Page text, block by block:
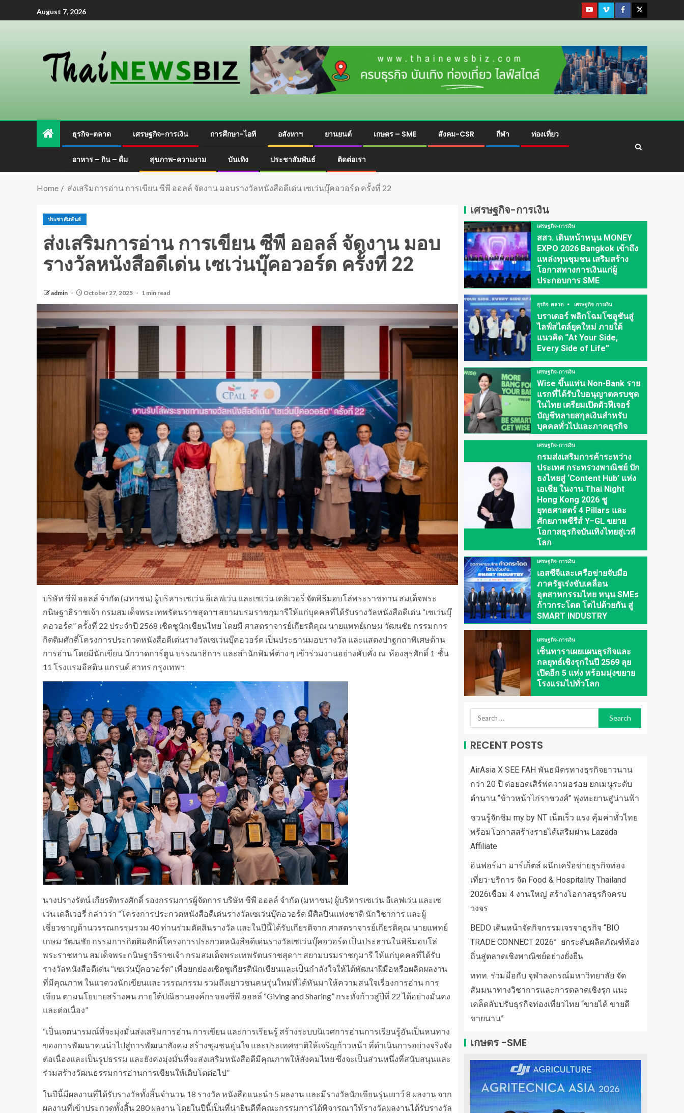
August 7, 2026
ธุรกิจ-ตลาด เศรษฐกิจ-การเงิน การศึกษา-ไอที อสังหาฯ ยานยนต์ เกษตร – SME สังคม-CSR กีฬา ท่องเที่ยว
อาหาร – กิน – ดื่ม สุขภาพ-ความงาม บันเทิง ประชาสัมพันธ์ ติดต่อเรา
Home ส่งเสริมการอ่าน การเขียน ซีพี ออลล์ จัดงาน มอบรางวัลหนังสือดีเด่น เซเว่นบุ๊คอวอร์ด ครั้งที่ 22
ประชาสัมพันธ์
ส่งเสริมการอ่าน การเขียน ซีพี ออลล์ จัดงาน มอบ
รางวัลหนังสือดีเด่น เซเว่นบุ๊คอวอร์ด ครั้งที่ 22
admin October 27, 2025 1 min read
บริษัท ซีพี ออลล์ จำกัด (มหาชน) ผู้บริหารเซเว่น อีเลฟเว่น และเซเว่น เดลิเวอรี่ จัดพิธีมอบโล่พระราชทาน สมเด็จพระ
กนิษฐาธิราชเจ้า กรมสมเด็จพระเทพรัตนราชสุดาฯ สยามบรมราชกุมารีให้แก่บุคคลที่ได้รับรางวัลหนังสือดีเด่น “เซเว่นบุ๊
คอวอร์ด” ครั้งที่ 22 ประจำปี 2568 เชิดชูนักเขียนไทย โดยมี ศาสตราจารย์เกียรติคุณ นายแพทย์เกษม วัฒนชัย กรรมการ
กิตติมศักดิ์โครงการประกวดหนังสือดีเด่นรางวัลเซเว่นบุ๊คอวอร์ด เป็นประธานมอบรางวัล และแสดงปาฐกถาพิเศษด้าน
การอ่าน โดยมีนักเขียน นักวาดการ์ตูน บรรณาธิการ และสำนักพิมพ์ต่าง ๆ เข้าร่วมงานอย่างคับคั่ง ณ ห้องสุรศักดิ์ 1 ชั้น
11 โรงแรมอีสติน แกรนด์ สาทร กรุงเทพฯ
นางปรางรัตน์ เกียรติทรงศักดิ์ รองกรรมการผู้จัดการ บริษัท ซีพี ออลล์ จำกัด (มหาชน) ผู้บริหารเซเว่น อีเลฟเว่น และเซ
เว่น เดลิเวอรี่ กล่าวว่า “โครงการประกวดหนังสือดีเด่นรางวัลเซเว่นบุ๊คอวอร์ด มีศิลปินแห่งชาติ นักวิชาการ และผู้
เชี่ยวชาญด้านวรรณกรรมรวม 40 ท่านร่วมตัดสินรางวัล และในปีนี้ได้รับเกียรติจาก ศาสตราจารย์เกียรติคุณ นายแพทย์
เกษม วัฒนชัย กรรมการกิตติมศักดิ์โครงการประกวดหนังสือดีเด่นรางวัลเซเว่นบุ๊คอวอร์ด เป็นประธานในพิธีมอบโล่
พระราชทาน สมเด็จพระกนิษฐาธิราชเจ้า กรมสมเด็จพระเทพรัตนราชสุดาฯ สยามบรมราชกุมารี ให้แก่บุคคลที่ได้รับ
รางวัลหนังสือดีเด่น “เซเว่นบุ๊คอวอร์ด” เพื่อยกย่องเชิดชูเกียรตินักเขียนและเป็นกำลังใจให้ได้พัฒนาฝีมือหรือผลิตผลงาน
ที่มีคุณภาพ ในแวดวงนักเขียนและวรรณกรรม รวมถึงเยาวชนคนรุ่นใหม่ที่ได้หันมาให้ความสนใจเรื่องการอ่าน การ
เขียน ตามนโยบายสร้างคน ภายใต้ปณิธานองค์กรของซีพี ออลล์ “Giving and Sharing” กระทั่งก้าวสู่ปีที่ 22 ได้อย่างมั่นคง
และต่อเนื่อง”
“เป็นเจตนารมณ์ที่จะมุ่งมั่นส่งเสริมการอ่าน การเขียน และการเรียนรู้ สร้างระบบนิเวศการอ่านการเรียนรู้อันเป็นหนทาง
ของการพัฒนาคนนำไปสู่การพัฒนาสังคม สร้างชุมชนอุ่นใจ และประเทศชาติให้เจริญก้าวหน้า ที่ดำเนินการอย่างจริงจัง
ต่อเนื่องและเป็นรูปธรรม และยังคงมุ่งมั่นที่จะส่งเสริมหนังสือดีมีคุณภาพให้สังคมไทย ซึ่งจะเป็นส่วนหนึ่งที่สนับสนุนและ
ร่วมสร้างวัฒนธรรมการอ่านการเขียนให้เติบโตต่อไป”
ในปีนี้มีผลงานที่ได้รับรางวัลทั้งสิ้นจำนวน 18 รางวัล หนังสือแนะนำ 5 ผลงาน และมีรางวัลนักเขียนรุ่นเยาว์ 8 ผลงาน จาก
ผลงานที่เข้าประกวดทั้งสิ้น 280 ผลงาน โดยในปีนี้เป็นที่น่ายินดีที่คณะกรรมการได้พิจารณาให้รางวัลผลงานได้รับรางวัล
เศรษฐกิจ-การเงิน
เศรษฐกิจ-การเงิน
สสว. เดินหน้าหนุน MONEY
EXPO 2026 Bangkok เข้าถึง
แหล่งทุนชุมชน เสริมสร้าง
โอกาสทางการเงินแก่ผู้
ประกอบการ SME
ธุรกิจ-ตลาด เศรษฐกิจ-การเงิน
บราเดอร์ พลิกโฉมโซลูชันสู่
ไลฟ์สไตล์ยุคใหม่ ภายใต้
แนวคิด “At Your Side,
Every Side of Life”
เศรษฐกิจ-การเงิน
Wise ขึ้นแท่น Non-Bank ราย
แรกที่ได้รับใบอนุญาตครบชุด
ในไทย เตรียมเปิดตัวฟีเจอร์
บัญชีหลายสกุลเงินสำหรับ
บุคคลทั่วไปและภาคธุรกิจ
เศรษฐกิจ-การเงิน
กรมส่งเสริมการค้าระหว่าง
ประเทศ กระทรวงพาณิชย์ ปัก
ธงไทยสู่ ‘Content Hub’ แห่ง
เอเชีย ในงาน Thai Night
Hong Kong 2026 ชู
ยุทธศาสตร์ 4 Pillars และ
ศักยภาพซีรีส์ Y–GL ขยาย
โอกาสธุรกิจบันเทิงไทยสู่เวที
โลก
เศรษฐกิจ-การเงิน
เอสซีจีและเครือข่ายจับมือ
ภาครัฐเร่งขับเคลื่อน
อุตสาหกรรมไทย หนุน SMEs
ก้าวกระโดด โตไปด้วยกัน สู่
SMART INDUSTRY
เศรษฐกิจ-การเงิน
เซ็นทาราเผยแผนธุรกิจและ
กลยุทธ์เชิงรุกในปี 2569 ลุย
เปิดอีก 5 แห่ง พร้อมมุ่งขยาย
โรงแรมไปทั่วโลก
RECENT POSTS
AirAsia X SEE FAH พันธมิตรทางธุรกิจยาวนาน
กว่า 20 ปี ต่อยอดเสิร์ฟความอร่อย ยกเมนูระดับ
ตำนาน “ข้าวหน้าไก่ราชวงศ์” พุ่งทะยานสู่น่านฟ้า
ชวนรู้จักซิม my by NT เน็ตเร็ว แรง คุ้มค่าทั่วไทย
พร้อมโอกาสสร้างรายได้เสริมผ่าน Lazada
Affiliate
อินฟอร์มา มาร์เก็ตส์ ผนึกเครือข่ายธุรกิจท่อง
เที่ยว-บริการ จัด Food & Hospitality Thailand
2026เชื่อม 4 งานใหญ่ สร้างโอกาสธุรกิจครบ
วงจร
BEDO เดินหน้าจัดกิจกรรมเจรจาธุรกิจ “BIO
TRADE CONNECT 2026” ยกระดับผลิตภัณฑ์ท้อง
ถิ่นสู่ตลาดเชิงพาณิชย์อย่างยั่งยืน
ททท. ร่วมมือกับ จุฬาลงกรณ์มหาวิทยาลัย จัด
สัมมนาทางวิชาการและการตลาดเชิงรุก แนะ
เคล็ดลับปรับธุรกิจท่องเที่ยวไทย “ขายได้ ขายดี
ขายนาน”
เกษตร -SME